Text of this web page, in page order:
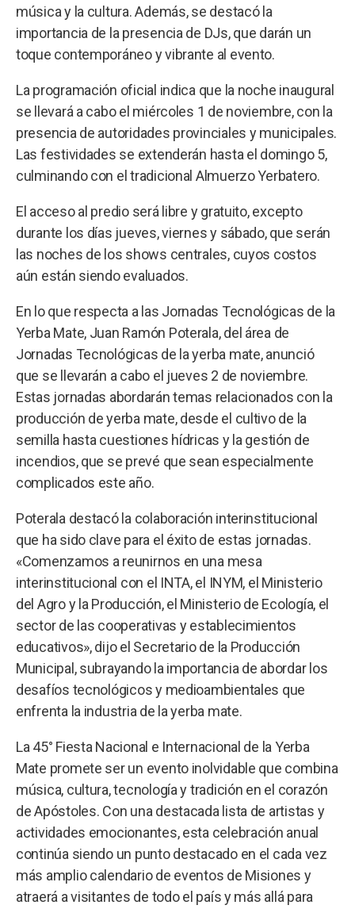
música y la cultura. Además, se destacó la
importancia de la presencia de DJs, que darán un
toque contemporáneo y vibrante al evento.
La programación oficial indica que la noche inaugural
se llevará a cabo el miércoles 1 de noviembre, con la
presencia de autoridades provinciales y municipales.
Las festividades se extenderán hasta el domingo 5,
culminando con el tradicional Almuerzo Yerbatero.
El acceso al predio será libre y gratuito, excepto
durante los días jueves, viernes y sábado, que serán
las noches de los shows centrales, cuyos costos
aún están siendo evaluados.
En lo que respecta a las Jornadas Tecnológicas de la
Yerba Mate, Juan Ramón Poterala, del área de
Jornadas Tecnológicas de la yerba mate, anunció
que se llevarán a cabo el jueves 2 de noviembre.
Estas jornadas abordarán temas relacionados con la
producción de yerba mate, desde el cultivo de la
semilla hasta cuestiones hídricas y la gestión de
incendios, que se prevé que sean especialmente
complicados este año.
Poterala destacó la colaboración interinstitucional
que ha sido clave para el éxito de estas jornadas.
«Comenzamos a reunirnos en una mesa
interinstitucional con el INTA, el INYM, el Ministerio
del Agro y la Producción, el Ministerio de Ecología, el
sector de las cooperativas y establecimientos
educativos», dijo el Secretario de la Producción
Municipal, subrayando la importancia de abordar los
desafíos tecnológicos y medioambientales que
enfrenta la industria de la yerba mate.
La 45° Fiesta Nacional e Internacional de la Yerba
Mate promete ser un evento inolvidable que combina
música, cultura, tecnología y tradición en el corazón
de Apóstoles. Con una destacada lista de artistas y
actividades emocionantes, esta celebración anual
continúa siendo un punto destacado en el cada vez
más amplio calendario de eventos de Misiones y
atraerá a visitantes de todo el país y más allá para